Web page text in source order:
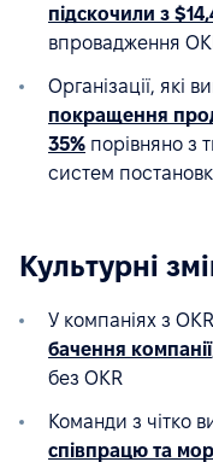
підскочили з
впровадження
Організації, які
покращення
35% порівняно з
систем
Культурні
У компаніях з OKR
бачення компанії
без OKR
Команди з чітко
співпрацю та